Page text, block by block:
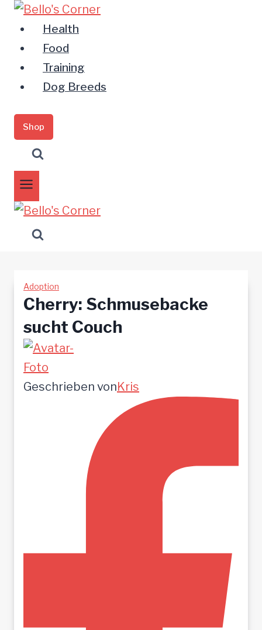
Zum
Inhalt
springen
Health
Food
Training
Dog Breeds
Shop
Adoption
Cherry: Schmusebacke
sucht Couch
Geschrieben vonKris